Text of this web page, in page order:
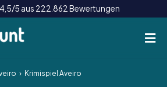
4,5/5 aus 222.862 Bewertungen
Krimispiel Aveiro